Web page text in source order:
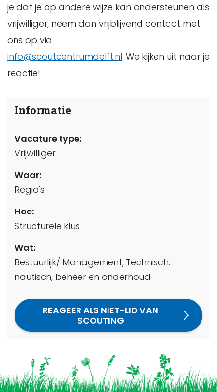
je dat je op andere wijze kan ondersteunen als
vrijwilliger, neem dan vrijblijvend contact met
ons op via
info@scoutcentrumdelft.nl. We kijken uit naar je
reactie!
Informatie
Vacature type:
Vrijwilliger
Waar:
Regio's
Hoe:
Structurele klus
Wat:
Bestuurlijk/ Management, Technisch:
nautisch, beheer en onderhoud
REAGEER ALS NIET-LID VAN
SCOUTING